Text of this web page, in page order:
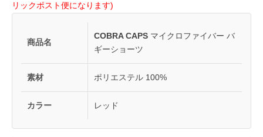
リックポスト便になります)
商品名
COBRA CAPS マイクロファイバー バ
ギーショーツ
素材 ポリエステル 100%
カラー レッド